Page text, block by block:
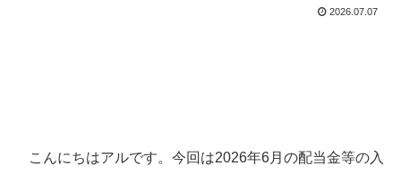
2026.07.07
こんにちはアルです。今回は2026年6月の配当金等の入